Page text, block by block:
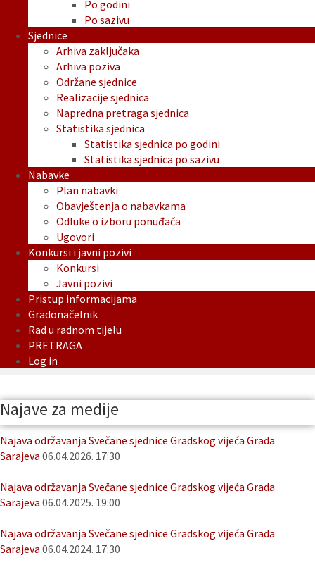
Po godini
Po sazivu
Sjednice
Arhiva zaključaka
Arhiva poziva
Održane sjednice
Realizacije sjednica
Napredna pretraga sjednica
Statistika sjednica
Statistika sjednica po godini
Statistika sjednica po sazivu
Nabavke
Plan nabavki
Obavještenja o nabavkama
Odluke o izboru ponuđača
Ugovori
Konkursi i javni pozivi
Konkursi
Javni pozivi
Pristup informacijama
Gradonačelnik
Rad u radnom tijelu
PRETRAGA
Log in
Najave za medije
Najava održavanja Svečane sjednice Gradskog vijeća Grada
Sarajeva 06.04.2026. 17:30
Najava održavanja Svečane sjednice Gradskog vijeća Grada
Sarajeva 06.04.2025. 19:00
Najava održavanja Svečane sjednice Gradskog vijeća Grada
Sarajeva 06.04.2024. 17:30